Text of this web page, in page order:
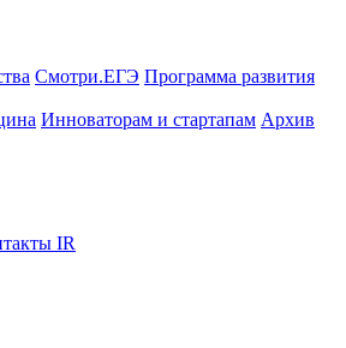
Смотри.ЕГЭ Программа развития
Инноваторам и стартапам Архив
IR